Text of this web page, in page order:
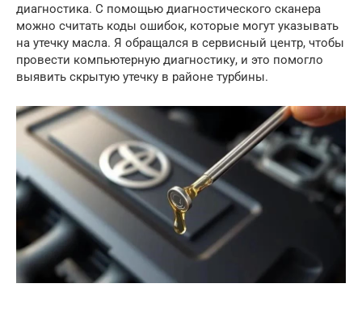
диагностика. С помощью диагностического сканера
можно считать коды ошибок, которые могут указывать
на утечку масла. Я обращался в сервисный центр, чтобы
провести компьютерную диагностику, и это помогло
выявить скрытую утечку в районе турбины.